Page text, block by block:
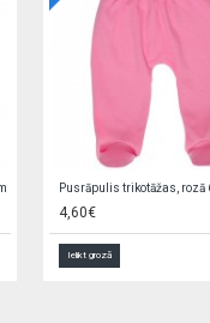
Jaciņa trikotāžas, gaiši zila 62 cm F9W2GGPL
5,90€
Ielikt grozā